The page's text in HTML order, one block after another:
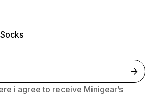
i agree to receive Minigear’s